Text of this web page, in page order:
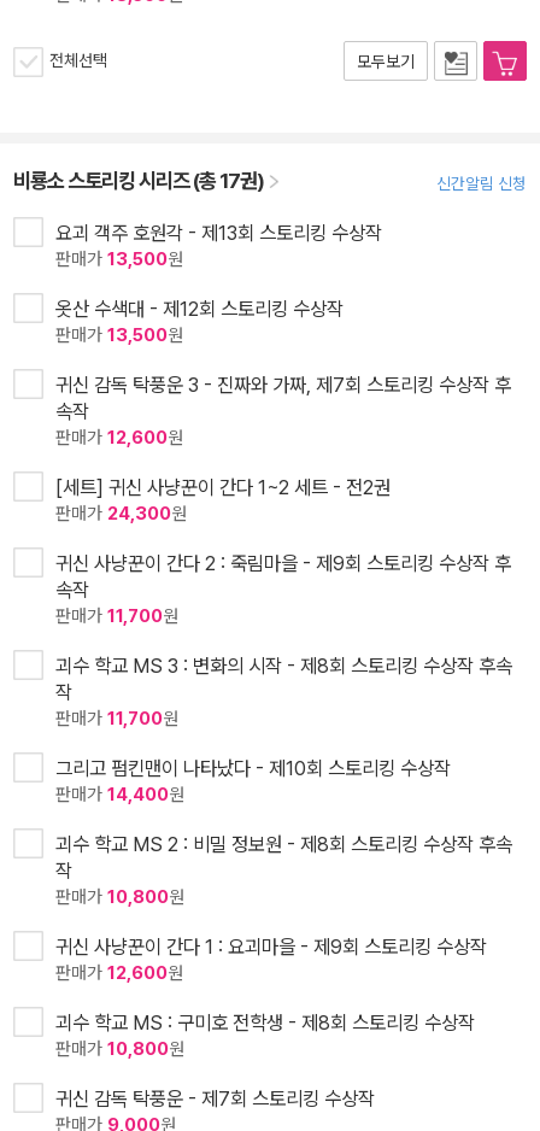
전체선택 모두보기
비룡소 스토리킹 시리즈 (총 17권) 신간알림 신청
요괴 객주 호원각 - 제13회 스토리킹 수상작
판매가 13,500원
옷산 수색대 - 제12회 스토리킹 수상작
판매가 13,500원
귀신 감독 탁풍운 3 - 진짜와 가짜, 제7회 스토리킹 수상작 후
속작
판매가 12,600원
[세트] 귀신 사냥꾼이 간다 1~2 세트 - 전2권
판매가 24,300원
귀신 사냥꾼이 간다 2 : 죽림마을 - 제9회 스토리킹 수상작 후
속작
판매가 11,700원
괴수 학교 MS 3 : 변화의 시작 - 제8회 스토리킹 수상작 후속
작
판매가 11,700원
그리고 펌킨맨이 나타났다 - 제10회 스토리킹 수상작
판매가 14,400원
괴수 학교 MS 2 : 비밀 정보원 - 제8회 스토리킹 수상작 후속
작
판매가 10,800원
귀신 사냥꾼이 간다 1 : 요괴마을 - 제9회 스토리킹 수상작
판매가 12,600원
괴수 학교 MS : 구미호 전학생 - 제8회 스토리킹 수상작
판매가 10,800원
귀신 감독 탁풍운 - 제7회 스토리킹 수상작
판매가 9,000원